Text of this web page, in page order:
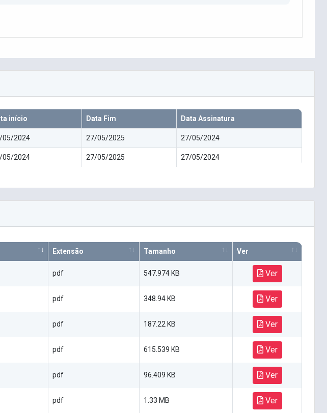
início Data Fim Data Assinatura
05/2024 27/05/2025 27/05/2024
05/2024 27/05/2025 27/05/2024
Extensão Tamanho Ver
pdf 547.974 KB Ver
pdf 348.94 KB Ver
pdf 187.22 KB Ver
pdf 615.539 KB Ver
pdf 96.409 KB Ver
pdf 1.33 MB Ver